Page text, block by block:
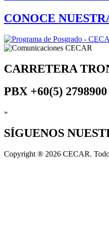
CONOCE
CARRETERA
PBX +60(5) 2798900
»
SÍGUENOS
Copyright ® 2026 CECAR.